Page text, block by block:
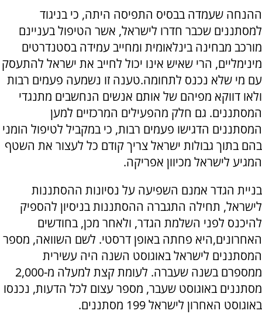
ההנחה שעמדה בבסיס התפיסה היתה, כי בניגוד
למסתננים שכבר חדרו לישראל, אשר הטיפול בעניינם
מורכב מבחינה בינלאומית ומחייב עמידה בסטנדרטים
מינימליים, הרי שאיש אינו יכול לחייב את ישראל להתעסק
עם מי שלא נכנס לתחומה.טענה זו נשמעה פעמים רבות
ולאו דווקא מפיהם של אותם אנשים הנחשבים מתנגדי
המסתננים. גם חלק מהפעילים המרכזיים למען
המסתננים הדגישו פעמים רבות, כי במקביל לטיפול הומני
בהם בתוך גבולות ישראל צריך קודם כל לעצור את השטף
המגיע לישראל מכיוון אפריקה.
בניית הגדר אמנם השפיעה על נסיונות ההסתננות
לישראל, תחילה התגברה ההסתננות בניסיון להספיק
להיכנס לפני השלמת הגדר, ולאחר מכן, בחודשים
האחרונים,היא פחתה באופן דרסטי. לשם השוואה, מספר
המסתננים לישראל באוגוסט השנה היה עשירית
ממספרם בשנה שעברה. לעומת קצת למעלה מ-2,000
מסתננים באוגוסט שעבר, מספר עצום לכל הדעות, נכנסו
באוגוסט האחרון לישראל 199 מסתננים.